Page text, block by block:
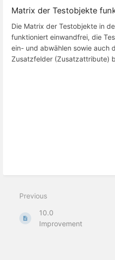
Matrix der Testobjekte
Die Matrix der Testobjekte in
funktioniert einwandfrei, die
ein- und abwählen sowie auch
Zusatzfelder (Zusatzattribute)
Previous
10.0
Improvement